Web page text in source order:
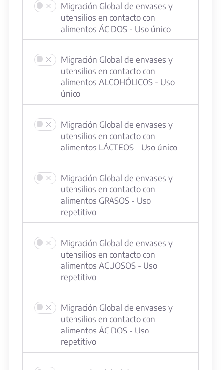
Migración Global de envases y
utensilios en contacto con
alimentos ÁCIDOS - Uso único
Migración Global de envases y
utensilios en contacto con
alimentos ALCOHÓLICOS - Uso
único
Migración Global de envases y
utensilios en contacto con
alimentos LÁCTEOS - Uso único
Migración Global de envases y
utensilios en contacto con
alimentos GRASOS - Uso
repetitivo
Migración Global de envases y
utensilios en contacto con
alimentos ACUOSOS - Uso
repetitivo
Migración Global de envases y
utensilios en contacto con
alimentos ÁCIDOS - Uso
repetitivo